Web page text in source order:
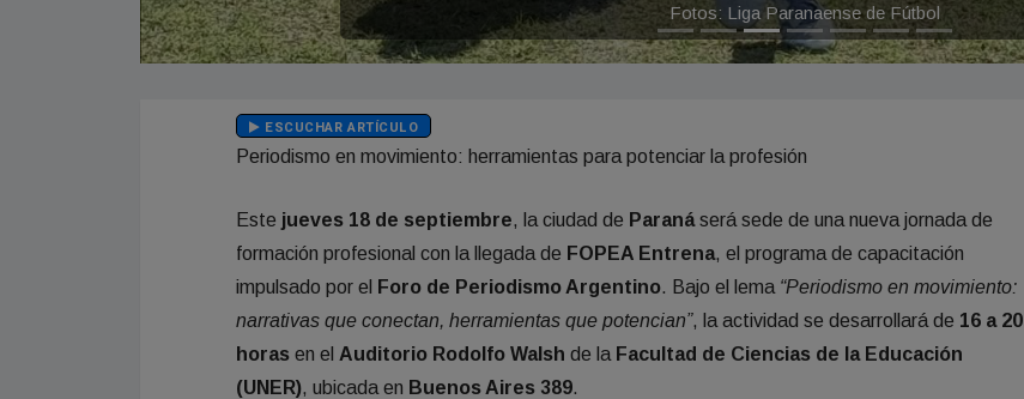
Fotos: Liga Paranaense de Fútbol
ESCUCHAR ARTÍCULO
Periodismo en movimiento: herramientas para potenciar la profesión
Este jueves 18 de septiembre, la ciudad de Paranáserá sede de una nueva jornada de
formación profesional con la llegada de FOPEA Entrena, el programa de capacitación
impulsado por el
Foro de Periodismo Argentino. Bajo el lema “Periodismo en movimiento:
narrativas que conectan, herramientas que potencian”, la actividad se desarrollará de 16 a 20
horas en el Auditorio Rodolfo Walsh de la Facultad de Ciencias de la Educación
(UNER), ubicada en Buenos Aires 389.